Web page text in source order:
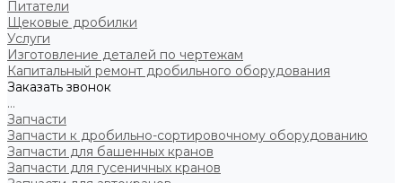
Питатели
Щековые дробилки
Услуги
Изготовление деталей по чертежам
Капитальный ремонт дробильного оборудования
Заказать звонок
...
Запчасти
Запчасти к дробильно-сортировочному оборудованию
Запчасти для башенных кранов
Запчасти для гусеничных кранов